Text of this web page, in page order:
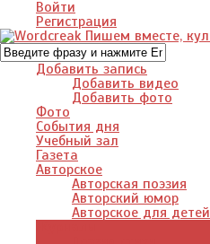
Войти
Регистрация
Добавить запись
Добавить видео
Добавить фото
Фото
События дня
Учебный зал
Газета
Авторское
Авторская поэзия
Авторский юмор
Авторское для детей